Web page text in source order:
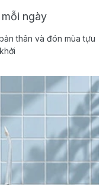
ngày
thân và đón mùa tựu